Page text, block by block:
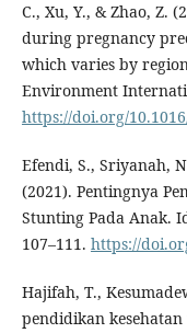
C., Xu, Y., & Zhao, Z.
during pregnancy
which varies by
Environment
https://doi.org/
Efendi, S., Sriyanah,
(2021). Pentingnya
Stunting Pada Anak.
107–111. https://
Hajifah, T.,
pendidikan